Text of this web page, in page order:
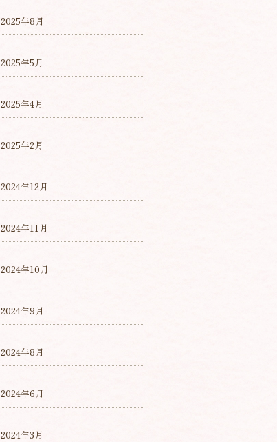
2025年8月
2025年5月
2025年4月
2025年2月
2024年12月
2024年11月
2024年10月
2024年9月
2024年8月
2024年6月
2024年3月